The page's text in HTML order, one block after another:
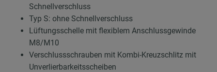
Schnellverschluss
Typ S: ohne Schnellverschluss
Lüftungsschelle mit flexiblem Anschlussgewinde
M8/M10
Verschlussschrauben mit Kombi-Kreuzschlitz mit
Unverlierbarkeitsscheiben